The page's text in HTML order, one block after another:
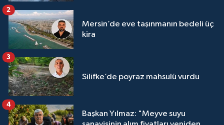
Mersin’de eve taşınmanın bedeli üç
kira
2
Silifke’de poyraz mahsulü vurdu
3
Başkan Yılmaz: "Meyve suyu
4